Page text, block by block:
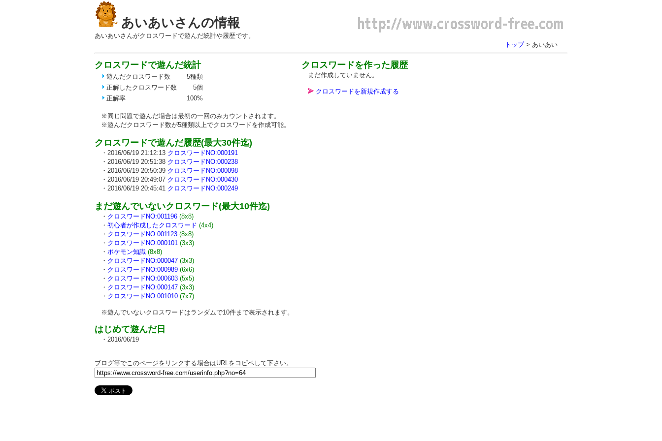
あいあいさんの情報
あいあいさんがクロスワードで遊んだ統計や履歴です。
トップ> あいあい
クロスワードで遊んだ統計
遊んだクロスワード数
5種類
正解したクロスワード数
5個
正解率
100%
※同じ問題で遊んだ場合は最初の一回のみカウントされます。
※遊んだクロスワード数が5種類以上でクロスワードを作成可能。
クロスワードで遊んだ履歴(最大30件迄)
・2016/06/19 21:12:13 クロスワードNO:000191
・2016/06/19 20:51:38 クロスワードNO:000238
・2016/06/19 20:50:39 クロスワードNO:000098
・2016/06/19 20:49:07 クロスワードNO:000430
・2016/06/19 20:45:41 クロスワードNO:000249
まだ遊んでいないクロスワード(最大10件迄)
・ クロスワードNO:001196 (8x8)
・ 初心者が作成したクロスワード (4x4)
・ クロスワードNO:001123 (8x8)
・ クロスワードNO:000101 (3x3)
・ ポケモン知識 (8x8)
・ クロスワードNO:000047 (3x3)
・ クロスワードNO:000989 (6x6)
・ クロスワードNO:000603 (5x5)
・ クロスワードNO:000147 (3x3)
・ クロスワードNO:001010 (7x7)
※遊んでいないクロスワードはランダムで10件まで表示されます。
はじめて遊んだ日
・2016/06/19
ブログ等でこのページをリンクする場合はURLをコピペして下さい。
クロスワードを作った履歴
まだ作成していません。
クロスワードを新規作成する